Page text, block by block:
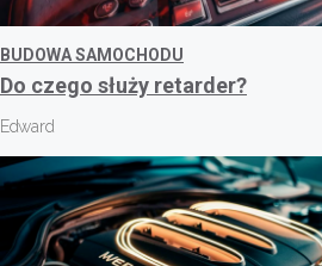
BUDOWA SAMOCHODU
Do czego służy retarder?
Edward